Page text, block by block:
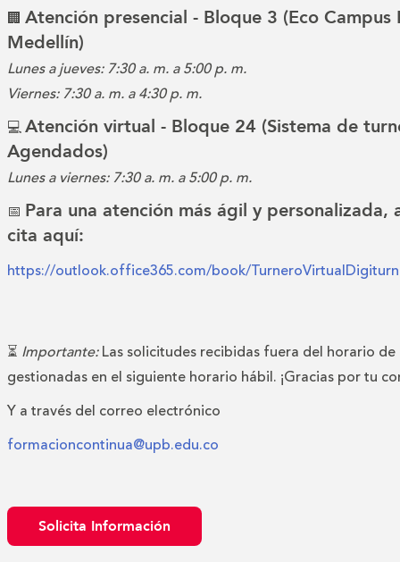
🏢 Atención presencial - Bloque 3 (Eco Campus
Medellín)
Lunes a jueves: 7:30 a. m. a 5:00 p. m.
Viernes: 7:30 a. m. a 4:30 p. m.
💻Atención virtual - Bloque 24 (Sistema de
Agendados)
Lunes a viernes: 7:30 a. m. a 5:00 p. m.
📅 Para una atención más ágil y personalizada,
cita aquí:
https://outlook.office365.com/book/
⏳ Importante:Las solicitudes recibidas fuera del horario de
gestionadas en el siguiente horario hábil. ¡Gracias por tu
Y a través del correo electrónico
formacioncontinua@upb.edu.co
Solicita Información